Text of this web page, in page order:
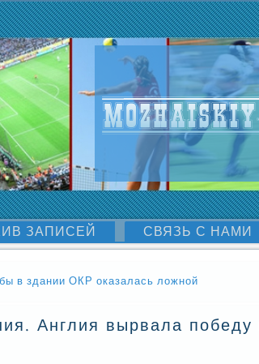
ЗАПИСЕЙ СВЯЗЬ С НАМИ
в здании ОКР оказалась ложной
Англия вырвала победу